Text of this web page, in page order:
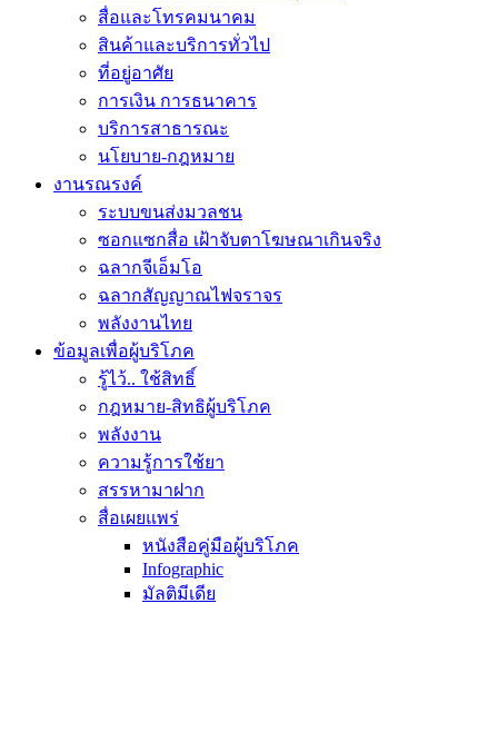
สื่อและโทรคมนาคม
สินค้าและบริการทั่วไป
ที่อยู่อาศัย
การเงิน การธนาคาร
บริการสาธารณะ
นโยบาย-กฎหมาย
งานรณรงค์
ระบบขนส่งมวลชน
ซอกแซกสื่อ เฝ้าจับตาโฆษณาเกินจริง
ฉลากจีเอ็มโอ
ฉลากสัญญาณไฟจราจร
พลังงานไทย
ข้อมูลเพื่อผู้บริโภค
รู้ไว้.. ใช้สิทธิ์
กฎหมาย-สิทธิผู้บริโภค
พลังงาน
ความรู้การใช้ยา
สรรหามาฝาก
สื่อเผยแพร่
หนังสือคู่มือผู้บริโภค
Infographic
มัลติมีเดีย